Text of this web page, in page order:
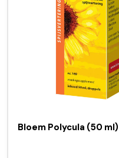
Bloem Polycula (50 ml)